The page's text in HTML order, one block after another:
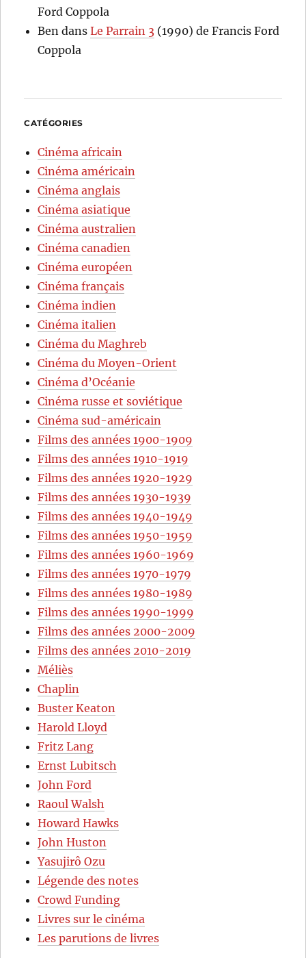
Ford Coppola
Ben dansLe Parrain 3 (1990) de Francis Ford
Coppola
CATÉGORIES
Cinéma africain
Cinéma américain
Cinéma anglais
Cinéma asiatique
Cinéma australien
Cinéma canadien
Cinéma européen
Cinéma français
Cinéma indien
Cinéma italien
Cinéma du Maghreb
Cinéma du Moyen-Orient
Cinéma d’Océanie
Cinéma russe et soviétique
Cinéma sud-américain
Films des années 1900-1909
Films des années 1910-1919
Films des années 1920-1929
Films des années 1930-1939
Films des années 1940-1949
Films des années 1950-1959
Films des années 1960-1969
Films des années 1970-1979
Films des années 1980-1989
Films des années 1990-1999
Films des années 2000-2009
Films des années 2010-2019
Méliès
Chaplin
Buster Keaton
Harold Lloyd
Fritz Lang
Ernst Lubitsch
John Ford
Raoul Walsh
Howard Hawks
John Huston
Yasujirô Ozu
Légende des notes
Crowd Funding
Livres sur le cinéma
Les parutions de livres